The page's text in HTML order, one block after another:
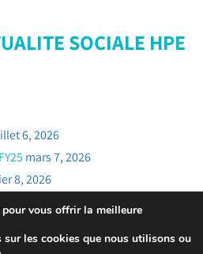
SOCIALE HPE
6, 2026
mars 7, 2026
8, 2026
vous offrir la meilleure
sur les cookies que nous utilisons ou